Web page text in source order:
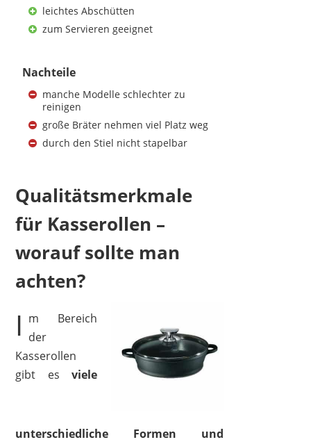
leichtes Abschütten
zum Servieren geeignet
Nachteile
manche Modelle schlechter zu
reinigen
große Bräter nehmen viel Platz weg
durch den Stiel nicht stapelbar
Qualitätsmerkmale
für Kasserollen –
worauf sollte man
achten?
I m Bereich
der
Kasserollen
gibt esviele
unterschiedliche Formen und